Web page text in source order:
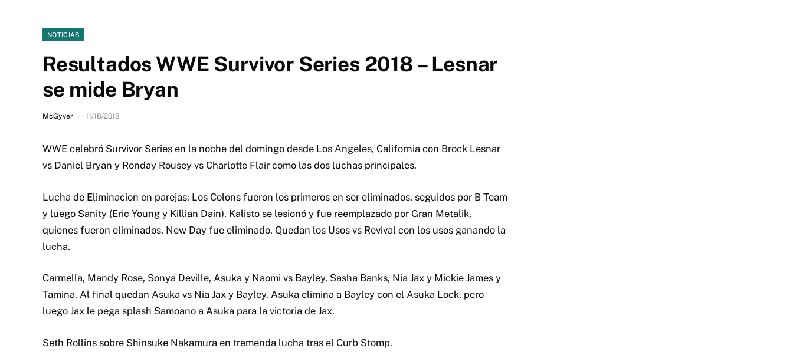
NOTICIAS
Resultados WWE Survivor Series 2018 – Lesnar
se mide Bryan
McGyver 11/18/2018
WWE celebró Survivor Series en la noche del domingo desde Los Angeles, California con Brock Lesnar
vs Daniel Bryan y Ronday Rousey vs Charlotte Flair como las dos luchas principales.
Lucha de Eliminacion en parejas: Los Colons fueron los primeros en ser eliminados, seguidos por B Team
y luego Sanity (Eric Young y Killian Dain). Kalisto se lesionó y fue reemplazado por Gran Metalik,
quienes fueron eliminados. New Day fue eliminado. Quedan los Usos vs Revival con los usos ganando la
lucha.
Carmella, Mandy Rose, Sonya Deville, Asuka y Naomi vs Bayley, Sasha Banks, Nia Jax y Mickie James y
Tamina. Al final quedan Asuka vs Nia Jax y Bayley. Asuka elimina a Bayley con el Asuka Lock, pero
luego Jax le pega splash Samoano a Asuka para la victoria de Jax.
Seth Rollins sobre Shinsuke Nakamura en tremenda lucha tras el Curb Stomp.